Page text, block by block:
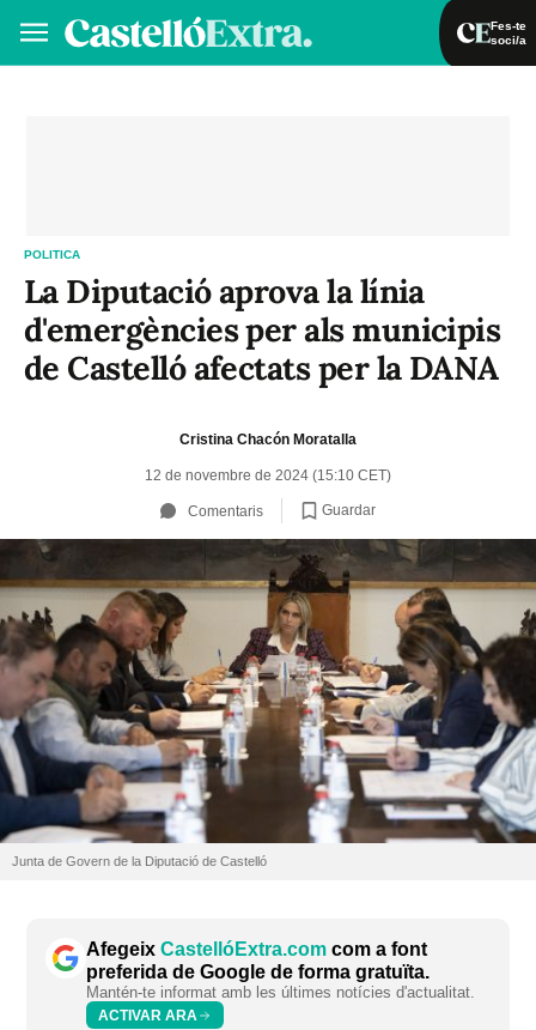
Fes-te
soci/a
POLITICA
La Diputació aprova la línia
d'emergències per als municipis
de Castelló afectats per la DANA
Cristina Chacón Moratalla
12 de novembre de 2024 (15:10 CET)
Comentaris Guardar
Junta de Govern de la Diputació de Castelló
Afegeix CastellóExtra.com com a font
preferida de Google de forma gratuïta.
Mantén-te informat amb les últimes notícies d'actualitat.
ACTIVAR ARA